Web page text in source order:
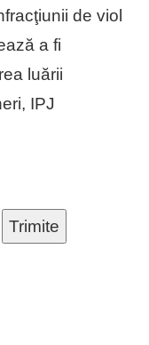
de viol
a fi
luării
IPJ
Trimite